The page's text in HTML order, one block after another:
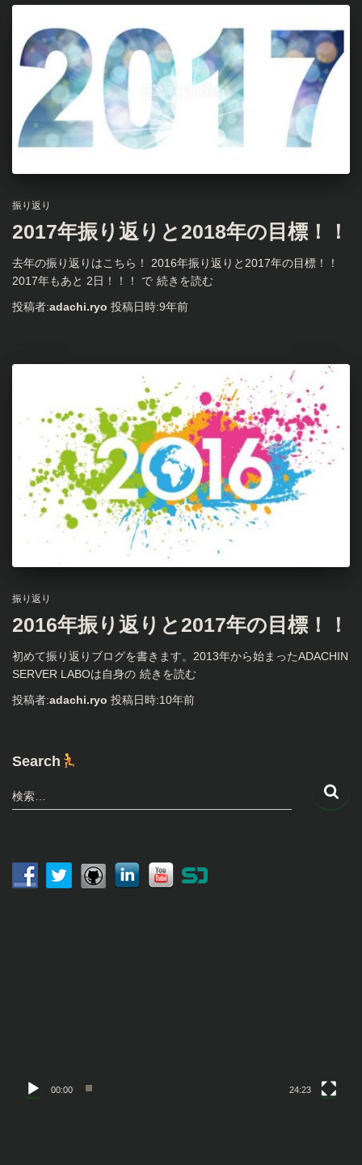
振り返り
2017年振り返りと2018年の目標！！
去年の振り返りはこちら！ 2016年振り返りと2017年の目標！！
2017年もあと 2日！！！ で 続きを読む
投稿者:adachi.ryo 投稿日時:9年前
振り返り
2016年振り返りと2017年の目標！！
初めて振り返りブログを書きます。2013年から始まったADACHIN
SERVER LABOは自身の 続きを読む
投稿者:adachi.ryo 投稿日時:10年前
Search
検
索
検索…
00:00 24:23